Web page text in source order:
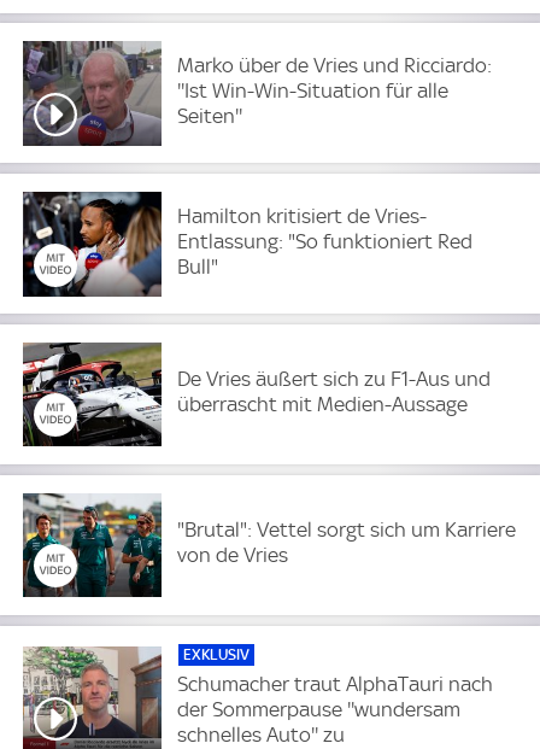
Marko über de Vries und Ricciardo:
''Ist Win-Win-Situation für alle
Seiten''
Hamilton kritisiert de Vries-
Entlassung: "So funktioniert Red
Bull"
De Vries äußert sich zu F1-Aus und
überrascht mit Medien-Aussage
"Brutal": Vettel sorgt sich um Karriere
von de Vries
EXKLUSIV
Schumacher traut AlphaTauri nach
der Sommerpause ''wundersam
schnelles Auto'' zu